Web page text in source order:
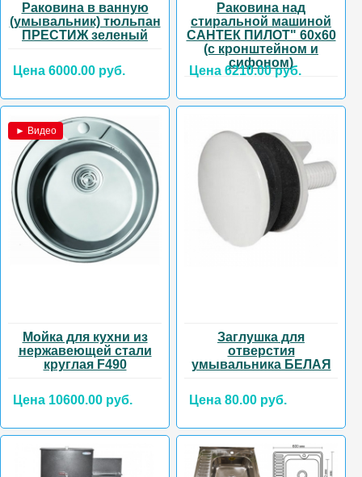
Раковина в ванную
(умывальник) тюльпан
ПРЕСТИЖ зеленый
Цена 6000.00 руб.
Раковина над
стиральной машиной
САНТЕК ПИЛОТ" 60х60
(с кронштейном и
сифоном)
Цена 6210.00 руб.
► Видео
Мойка для кухни из
нержавеющей стали
круглая F490
Цена 10600.00 руб.
Заглушка для
отверстия
умывальника БЕЛАЯ
Цена 80.00 руб.